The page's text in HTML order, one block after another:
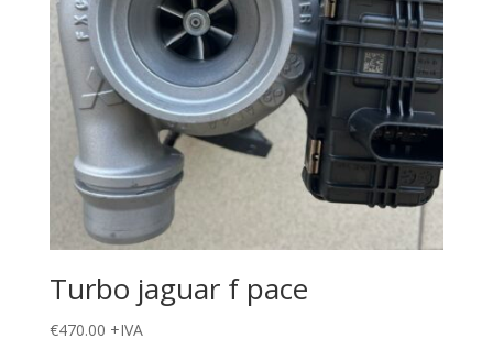
Turbo jaguar f pace
€470.00 +IVA